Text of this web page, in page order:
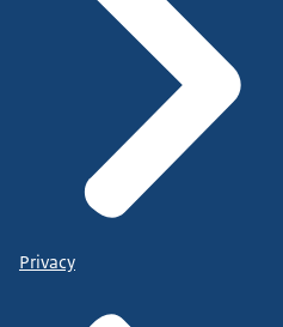
Privacy